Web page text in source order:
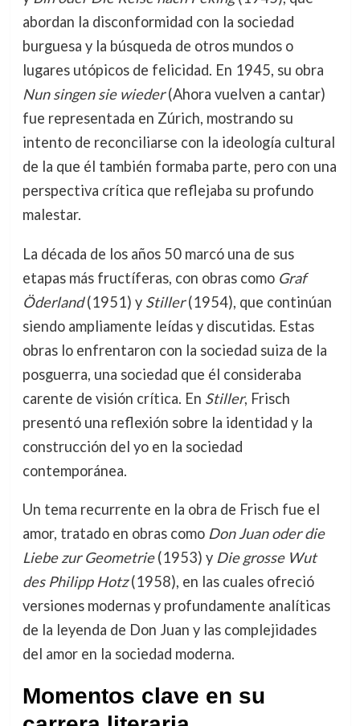
abordan la disconformidad con la sociedad
burguesa y la búsqueda de otros mundos o
lugares utópicos de felicidad. En 1945, su obra
Nun singen sie wieder(Ahora vuelven a cantar)
fue representada en Zúrich, mostrando su
intento de reconciliarse con la ideología cultural
de la que él también formaba parte, pero con una
perspectiva crítica que reflejaba su profundo
malestar.
La década de los años 50 marcó una de sus
etapas más fructíferas, con obras como Graf
Öderland(1951) y Stiller(1954), que continúan
siendo ampliamente leídas y discutidas. Estas
obras lo enfrentaron con la sociedad suiza de la
posguerra, una sociedad que él consideraba
carente de visión crítica. En Stiller, Frisch
presentó una reflexión sobre la identidad y la
construcción del yo en la sociedad
contemporánea.
Un tema recurrente en la obra de Frisch fue el
amor, tratado en obras como Don Juan oder die
Liebe zur Geometrie(1953) y Die grosse Wut
des Philipp Hotz(1958), en las cuales ofreció
versiones modernas y profundamente analíticas
de la leyenda de Don Juan y las complejidades
del amor en la sociedad moderna.
Momentos clave en su